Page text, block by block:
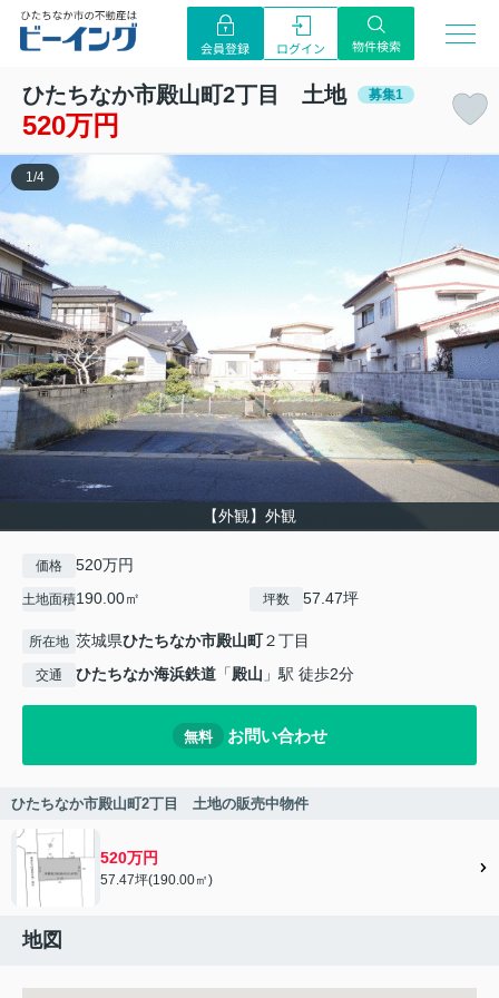
会員登録 ログイン 物件検索
ひたちなか市殿山町2丁目 土地 募集1
520万円
【外観】外観
1 /4
価格 520万円
土地面積190.00㎡ 坪数 57.47坪
所在地 茨城県ひたちなか市殿山町２丁目
交通 ひたちなか海浜鉄道 「殿山 」駅 徒歩2分
無料 お問い合わせ
ひたちなか市殿山町2丁目 土地の販売中物件
520万円
57.47坪(190.00㎡)
地図